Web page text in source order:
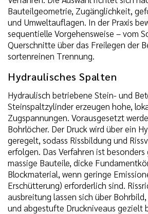
Bauteilgeometrie, Zugänglichkeit,
und Umweltauflagen. In der Praxis
sequentielle Vorgehensweise – vom
Querschnitte über das Freilegen der
sortenreinen Trennung.
Hydraulisches Spalten
Hydraulisch betriebene Stein- und
Steinspaltzylinder erzeugen hohe,
Zugspannungen. Vorausgesetzt
Bohrlöcher. Der Druck wird über ein
geregelt, sodass Rissbildung und
erfolgen. Das Verfahren ist
massige Bauteile, dicke
Blockmaterial, wenn geringe
Erschütterung) erforderlich sind.
ausbreitung lassen sich über
und abgestufte Druckniveaus gezielt